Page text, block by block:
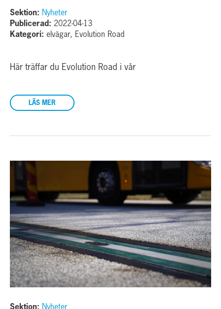
Sektion: Nyheter
Publicerad: 2022-04-13
Kategori: elvägar, Evolution Road
Här träffar du Evolution Road i vår
LÄS MER